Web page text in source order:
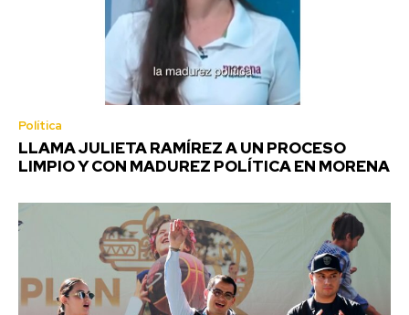
Política
LLAMA JULIETA RAMÍREZ A UN PROCESO
LIMPIO Y CON MADUREZ POLÍTICA EN MORENA